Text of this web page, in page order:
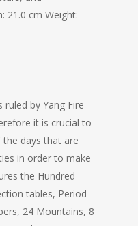
21.0 cm Weight:
by Yang Fire
it is crucial to
days that are
in order to make
the Hundred
tables, Period
24 Mountains, 8